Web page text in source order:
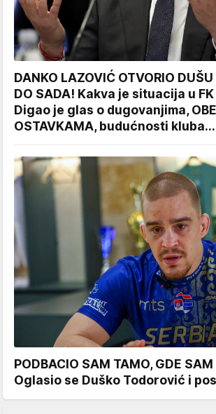
DANKO LAZOVIĆ OTVORIO
DO SADA! Kakva je situacija u
Digao je glas o dugovanjima,
OSTAVKAMA, budućnosti kluba...
PODBACIO SAM TAMO, GDE
Oglasio se Duško Todorović i